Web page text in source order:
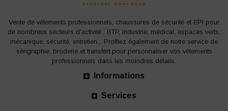
spécialement choisies pour éviter les risques du
quotidien ; protection contre les particules volatiles, les
produits chimiques, les rayonnements…
Si votre personnel est soumis à des chaleurs extrêmes, il
est nécessaire d’opter pour des vêtements Atex
appelés vêtements multirisques, ceséquipements de
contre le feu et la chaleur. En complément, vous pouvez
Vente de vêtements professionnels, chaussures de sécurité et EPI pour
de nombreux secteurs d'activité : BTP, industrie, médical, espaces verts,
mécanique, sécurité, entretien... Profitez également de notre service de
sérigraphie, broderie et transfert pour personnaliser vos vêtements
professionnels dans les moindres détails.
Informations
Services